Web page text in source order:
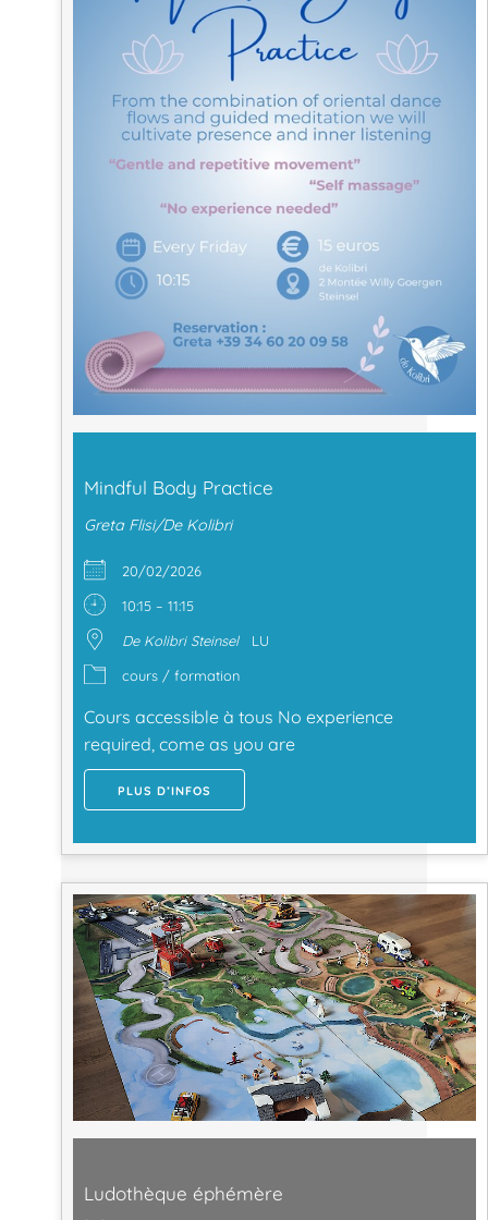
Mindful Body Practice
Greta Flisi/De Kolibri
20/02/2026
10:15 – 11:15
De Kolibri Steinsel
LU
cours / formation
Cours accessible à tous No experience
required, come as you are
PLUS D’INFOS
Ludothèque éphémère